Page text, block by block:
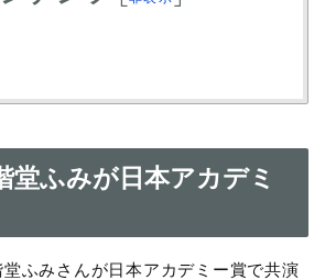
堂ふみが日本アカデミ
ふみさんが日本アカデミー賞で共演